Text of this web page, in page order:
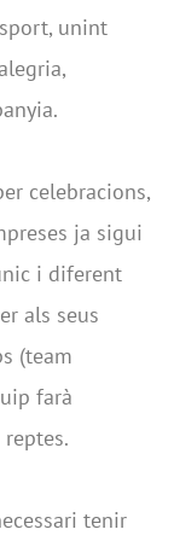
unint
celebracions,
ja sigui
i diferent
als seus
(team
farà
tenir